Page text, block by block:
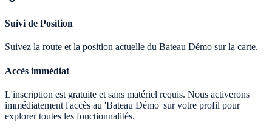
Suivi de Position
Suivez la route et la position actuelle du Bateau Démo sur la carte.
Accès immédiat
L'inscription est gratuite et sans matériel requis. Nous activerons
immédiatement l'accès au 'Bateau Démo' sur votre profil pour
explorer toutes les fonctionnalités.